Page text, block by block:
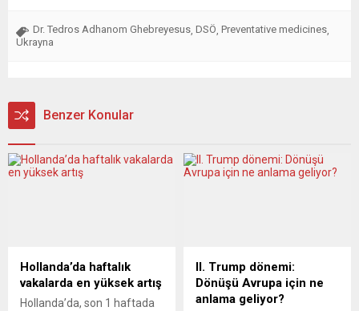
Dr. Tedros Adhanom Ghebreyesus DSÖ Preventative medicines
Ukrayna
Benzer Konular
Hollanda’da haftalık
vakalarda en yüksek artış
Hollanda’da, son 1 haftada
II. Trump dönemi:
Dönüşü Avrupa için ne
anlama geliyor?